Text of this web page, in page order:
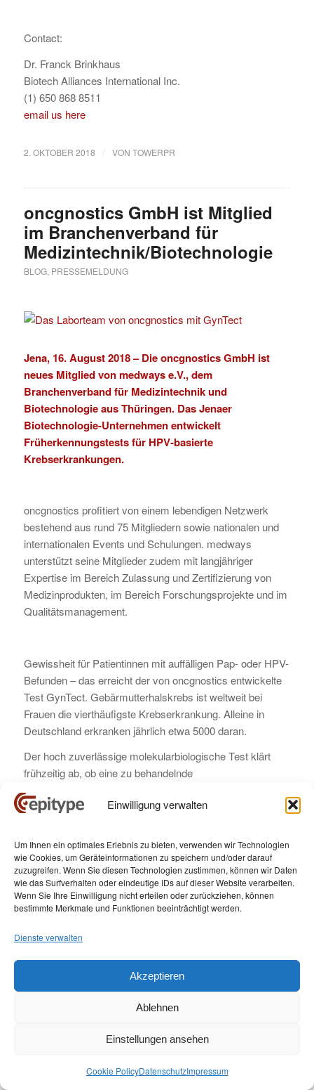
Einwilligung verwalten
Um Ihnen ein optimales Erlebnis zu bieten, verwenden wir Technologien
wie Cookies, um Geräteinformationen zu speichern und/oder darauf
zuzugreifen. Wenn Sie diesen Technologien zustimmen, können wir Daten
wie das Surfverhalten oder eindeutige IDs auf dieser Website verarbeiten.
Wenn Sie Ihre Einwilligung nicht erteilen oder zurückziehen, können
bestimmte Merkmale und Funktionen beeinträchtigt werden.
Dienste verwalten
Akzeptieren
Ablehnen
Einstellungen ansehen
Cookie PolicyDatenschutzImpressum
Contact:
Dr. Franck Brinkhaus
Biotech Alliances International Inc.
(1) 650 868 8511
email us here
2. OKTOBER 2018 / VON TOWERPR
oncgnostics GmbH ist Mitglied
im Branchenverband für
Medizintechnik/Biotechnologie
BLOG, PRESSEMELDUNG
Jena, 16. August 2018 – Dieoncgnostics GmbH ist
neues Mitglied vonmedways e.V., dem
Branchenverband für Medizintechnik und
Biotechnologie aus Thüringen. Das Jenaer
Biotechnologie-Unternehmen entwickelt
Früherkennungstests für HPV-basierte
Krebserkrankungen.
oncgnostics profitiert von einem lebendigen Netzwerk
bestehend aus rund 75 Mitgliedern sowie nationalen und
internationalen Events und Schulungen. medways
unterstützt seine Mitglieder zudem mit langjähriger
Expertise im Bereich Zulassung und Zertifizierung von
Medizinprodukten, im Bereich Forschungsprojekte und im
Qualitätsmanagement.
Gewissheit für Patientinnen mit auffälligen Pap- oder HPV-
Befunden – das erreicht der von oncgnostics entwickelte
Test GynTect. Gebärmutterhalskrebs ist weltweit bei
Frauen die vierthäufigste Krebserkrankung. Alleine in
Deutschland erkranken jährlich etwa 5000 daran.
Der hoch zuverlässige molekularbiologische Test klärt
frühzeitig ab, ob eine zu behandelnde
Gebärmutterhalskrebs-Vorstufe vorliegt bzw. sich ein
Karzinom entwickeln wird. Durch GynTect wird die
Gebärmutterhalskrebsfrüherkennung stark erleichtert:
einerseits können unnötige, vorschnelle Operationen
vermieden, andererseits die Chancen auf erfolgreiche
Therapiemaßnahmen erhöht werden. Dabei wird ein
Abstrich vom Muttermund entnommen, so wie das beim
oncgnostics selbst ausgewertet.
GynTect ist in ganz Europa zugelassen. oncgnostics hat
bereits Vertriebspartner in Portugal, der Slowakei,
Partner sollen folgen. Zudem arbeitet das Unternehmen an
Tumore und Eierstockkrebs, die ebenfalls durch HP-Viren